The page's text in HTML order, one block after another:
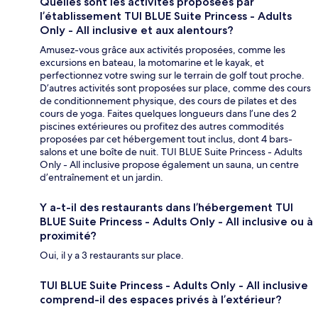
l’établissement TUI BLUE Suite Princess - Adults
Only - All inclusive et aux alentours?
Amusez-vous grâce aux activités proposées, comme les
excursions en bateau, la motomarine et le kayak, et
perfectionnez votre swing sur le terrain de golf tout proche.
D’autres activités sont proposées sur place, comme des cours
de conditionnement physique, des cours de pilates et des
cours de yoga. Faites quelques longueurs dans l’une des 2
piscines extérieures ou profitez des autres commodités
proposées par cet hébergement tout inclus, dont 4 bars-
salons et une boîte de nuit. TUI BLUE Suite Princess - Adults
Only - All inclusive propose également un sauna, un centre
d’entraînement et un jardin.
Y a-t-il des restaurants dans l’hébergement TUI
BLUE Suite Princess - Adults Only - All inclusive ou à
proximité?
Oui, il y a 3 restaurants sur place.
TUI BLUE Suite Princess - Adults Only - All inclusive
comprend-il des espaces privés à l’extérieur?